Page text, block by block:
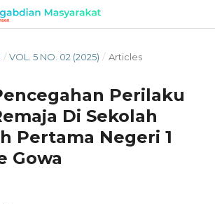
/ VOL. 5 NO. 02 (2025) / Articles
Perilaku
Di Sekolah
Pertama Negeri 1
Gowa